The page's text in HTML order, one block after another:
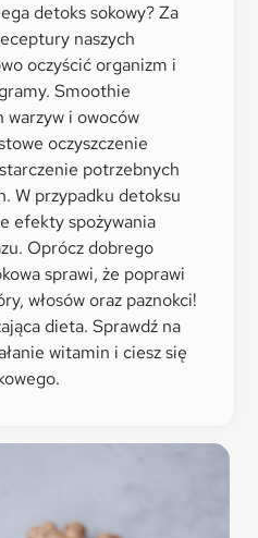
detoks sokowy? Za
naszych
oczyścić organizm i
Smoothie
warzyw i owoców
oczyszczenie
potrzebnych
W przypadku detoksu
efekty spożywania
Oprócz dobrego
sprawi, że poprawi
włosów oraz paznokci!
dieta. Sprawdź na
witamin i ciesz się